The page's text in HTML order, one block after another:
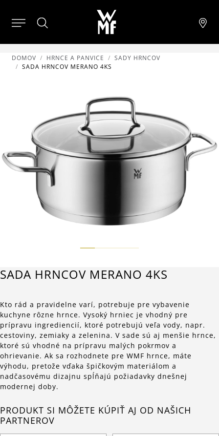
DOMOV HRNCE A PANVICE
SADY HRNCOV
SADA HRNCOV MERANO 4KS
SADA HRNCOV MERANO 4KS
Kto rád a pravidelne varí, potrebuje pre vybavenie
kuchyne rôzne hrnce. Vysoký hrniec je vhodný pre
prípravu ingrediencií, ktoré potrebujú veľa vody, napr.
cestoviny, zemiaky a zelenina. V sade sú aj menšie hrnce,
ktoré sú vhodné na prípravu malých pokrmov a
ohrievanie. Ak sa rozhodnete pre WMF hrnce, máte
výhodu, pretože vďaka špičkovým materiálom a
nadčasovému dizajnu spĺňajú požiadavky dnešnej
modernej doby.
PRODUKT SI MÔŽETE KÚPIŤ AJ OD NAŠICH
PARTNEROV